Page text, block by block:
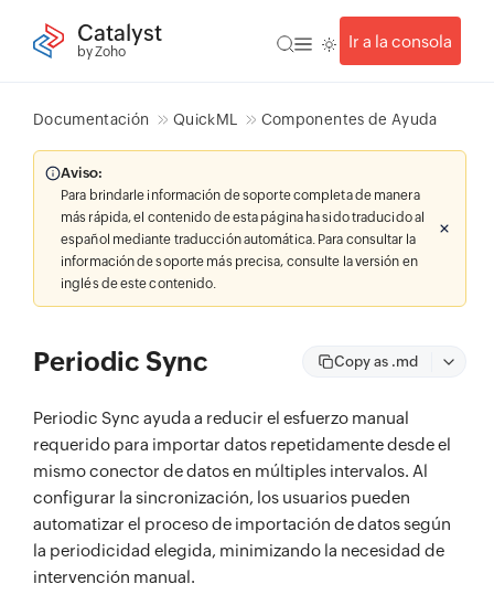
Catalyst
by Zoho
Ir a la consola
Documentación QuickML Componentes de Ayuda
Aviso:
Para brindarle información de soporte completa de manera
más rápida, el contenido de esta página ha sido traducido al
español mediante traducción automática. Para consultar la
información de soporte más precisa, consulte la versión en
inglés de este contenido.
Periodic Sync Copy as .md
Periodic Sync ayuda a reducir el esfuerzo manual
requerido para importar datos repetidamente desde el
mismo conector de datos en múltiples intervalos. Al
configurar la sincronización, los usuarios pueden
automatizar el proceso de importación de datos según
la periodicidad elegida, minimizando la necesidad de
intervención manual.